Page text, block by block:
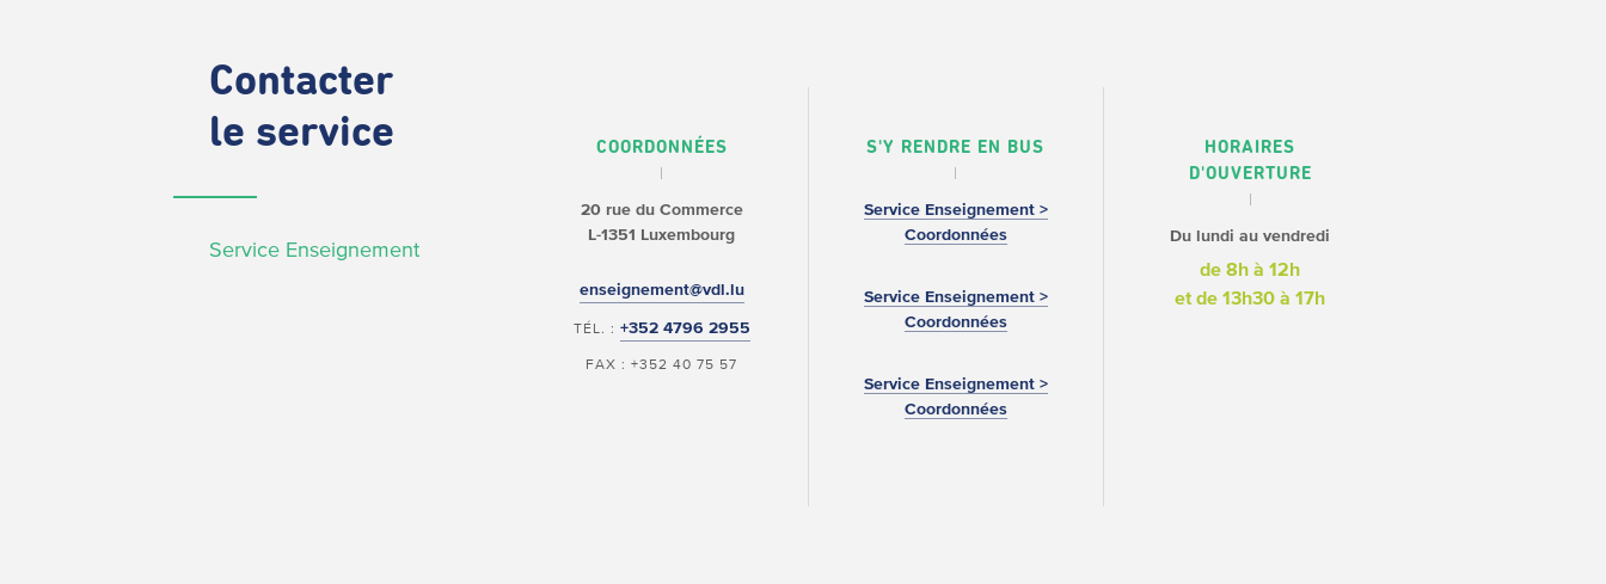
Contacter
le service
Service Enseignement
COORDONNÉES
20 rue du Commerce
L-1351 Luxembourg
enseignement@vdl.lu
TÉL. : +352 4796 2955
FAX : +352 40 75 57
S'Y RENDRE EN BUS
Service Enseignement >
Coordonnées
Service Enseignement >
Coordonnées
Service Enseignement >
Coordonnées
HORAIRES
D'OUVERTURE
Du lundi au vendredi
de 8h à 12h
et de 13h30 à 17h